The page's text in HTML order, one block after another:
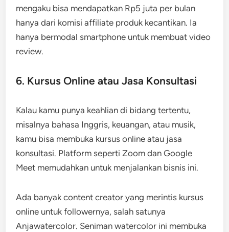
mengaku bisa mendapatkan Rp5 juta per bulan
hanya dari komisi affiliate produk kecantikan. Ia
hanya bermodal smartphone untuk membuat video
review.
6. Kursus Online atau Jasa Konsultasi
Kalau kamu punya keahlian di bidang tertentu,
misalnya bahasa Inggris, keuangan, atau musik,
kamu bisa membuka kursus online atau jasa
konsultasi. Platform seperti Zoom dan Google
Meet memudahkan untuk menjalankan bisnis ini.
Ada banyak content creator yang merintis kursus
online untuk followernya, salah satunya
Anjawatercolor. Seniman watercolor ini membuka